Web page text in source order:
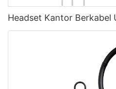
Headset Kantor Berkabel